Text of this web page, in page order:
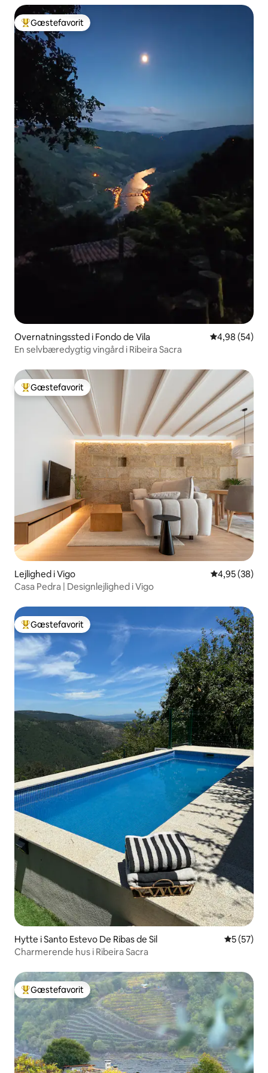
Bedste gæstefavorit
Gæstefavorit
Overnatningssted i Fondo de Vila 4,98 ud af 5 i
4,98 (54)
En selvbæredygtig vingård i Ribeira Sacra
Bedste gæstefavorit
Gæstefavorit
Lejlighed i Vigo 4,95 ud af 5 i
4,95 (38)
Casa Pedra | Designlejlighed i Vigo
Bedste gæstefavorit
Gæstefavorit
Hytte i Santo Estevo De Ribas de Sil 5 ud af 5 i
5 (57)
Charmerende hus i Ribeira Sacra
Bedste gæstefavorit
Gæstefavorit